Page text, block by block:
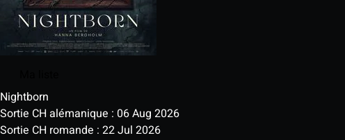
Nightborn
Sortie CH alémanique : 06 Aug 2026
Sortie CH romande : 22 Jul 2026